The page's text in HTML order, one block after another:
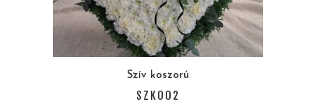
Szív koszorú
SZK002